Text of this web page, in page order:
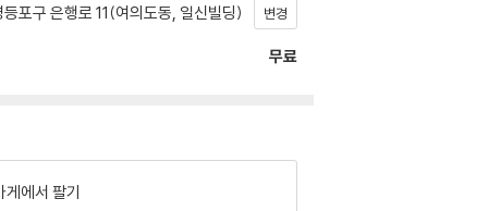
포구 은행로 11(여의도동, 일신빌딩) 변경
무료
게에서 팔기